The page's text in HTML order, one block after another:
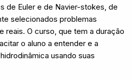
de Euler e de Navier-stokes, de
selecionados problemas
reais. O curso, que tem a duração
o aluno a entender e a
usando suas